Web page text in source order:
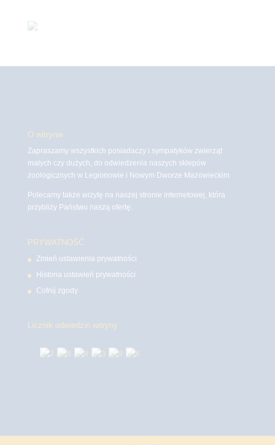
O witrynie
Zapraszamy wszystkich posiadaczy i sympatyków zwierząt
małych czy dużych, do odwiedzenia naszych sklepów
zoologicznych w Legionowie i Nowym Dworze Mazowieckim
Polecamy także wizytę na naszej stronie internetowej, która
przybliży Państwu naszą ofertę.
PRYWATNOŚĆ
Zmień ustawienia prywatności
Historia ustawień prywatności
Cofnij zgody
Licznik odwiedzin witryny